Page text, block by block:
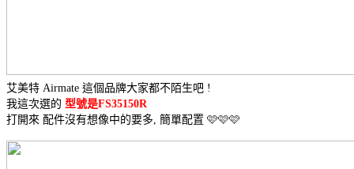
艾美特 Airmate 這個品牌大家都不陌生吧 !
我這次選的 型號是FS35150R
打開來 配件沒有想像中的要多, 簡單配置 🩷🩷🩷